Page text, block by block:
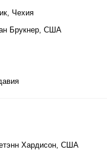
Чехия
Брукнер, США
Хардисон, США